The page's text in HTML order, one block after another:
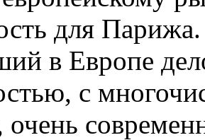
для
в Европе
с
очень